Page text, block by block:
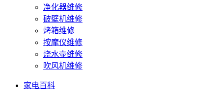
净化器维修
破壁机维修
烤箱维修
按摩仪维修
烧水壶维修
吹风机维修
家电百科